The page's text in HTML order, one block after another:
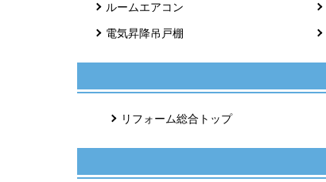
ルームエアコン
電気昇降吊戸棚
リフォーム総合トップ